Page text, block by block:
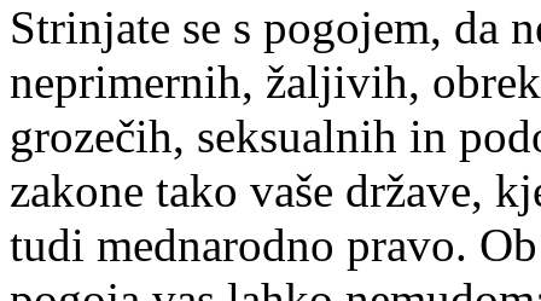
Strinjate se s pogojem, da
neprimernih, žaljivih,
grozečih, seksualnih in
zakone tako vaše države,
tudi mednarodno pravo.